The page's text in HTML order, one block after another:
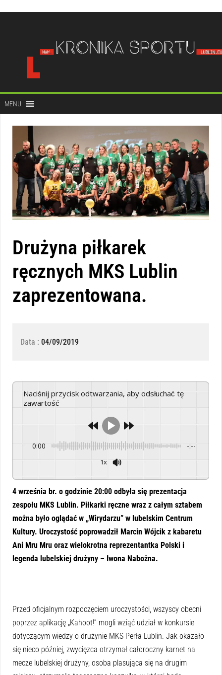
treści
MENU
Drużyna piłkarek
ręcznych MKS Lublin
zaprezentowana.
Data : 04/09/2019
Naciśnij przycisk odtwarzania, aby odsłuchać tę
zawartość
0:00 -:--
1x
4 września br. o godzinie 20:00 odbyła się prezentacja
zespołu MKS Lublin. Piłkarki ręczne wraz z całym sztabem
można było oglądać w „Wirydarzu” w lubelskim Centrum
Kultury. Uroczystość poprowadził Marcin Wójcik z kabaretu
Ani Mru Mru oraz wielokrotna reprezentantka Polski i
legenda lubelskiej drużyny – Iwona Nabożna.
Przed oficjalnym rozpoczęciem uroczystości, wszyscy obecni
poprzez aplikację „Kahoot!” mogli wziąć udział w konkursie
dotyczącym wiedzy o drużynie MKS Perła Lublin. Jak okazało
się nieco później, zwycięzca otrzymał całoroczny karnet na
mecze lubelskiej drużyny, osoba plasująca się na drugim